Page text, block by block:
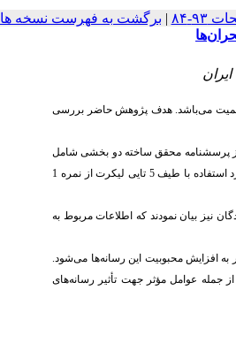
| برگشت به فهرست نسخه ها
اهمیت می‌باشد. هدف پژوهش حاضر بررسی
منظور از پرسشنامه محقق ساخته دو بخشی شامل
بخش دموگرافیک (جمعیت‌شناختی) و بخش اختصاصی (با استفاده از 5 متغیر) با 40 پرسش مورد بررسی قرار گرفت. نحوه نمره‌دهی در پرسشنامه مورد استفاده با طیف 5 تایی لیکرت از نمره 1
داشتند که کرونا تأثیر زیادی بر شغل آن‌ها دارد و بیش از 40 درصد از شرکت‌کنندگان نیز بیان نمودند که اطلاعات مربوط به
افزایش محبوبیت این رسانه‌ها می‌شود.
جمله عوامل مؤثر جهت تأثیر رسانه‌های